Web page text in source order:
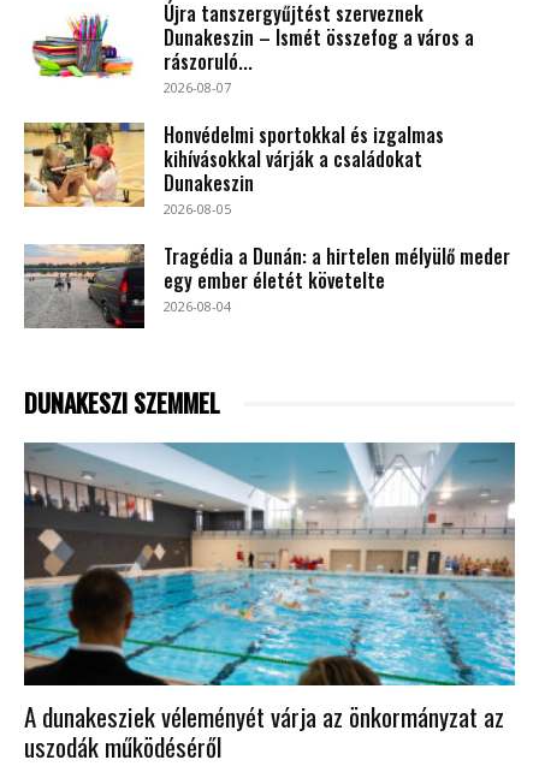
Újra tanszergyűjtést szerveznek
Dunakeszin – Ismét összefog a város a
rászoruló...
2026-08-07
Honvédelmi sportokkal és izgalmas
kihívásokkal várják a családokat
Dunakeszin
2026-08-05
Tragédia a Dunán: a hirtelen mélyülő meder
egy ember életét követelte
2026-08-04
DUNAKESZI SZEMMEL
A dunakesziek véleményét várja az önkormányzat az
uszodák működéséről